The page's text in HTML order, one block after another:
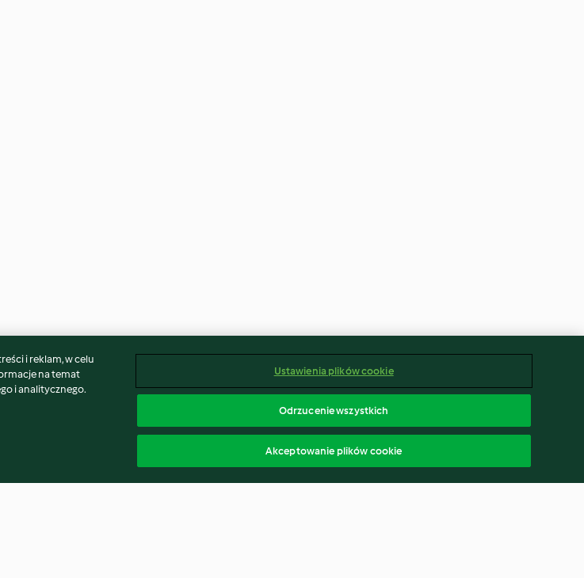
i reklam, w celu
na temat
i analitycznego.
Ustawienia plików cookie
Odrzucenie wszystkich
Akceptowanie plików cookie